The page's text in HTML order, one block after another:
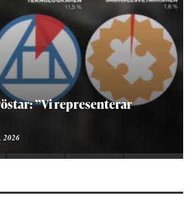
Lundakarneval?
24 MAJ, 2026